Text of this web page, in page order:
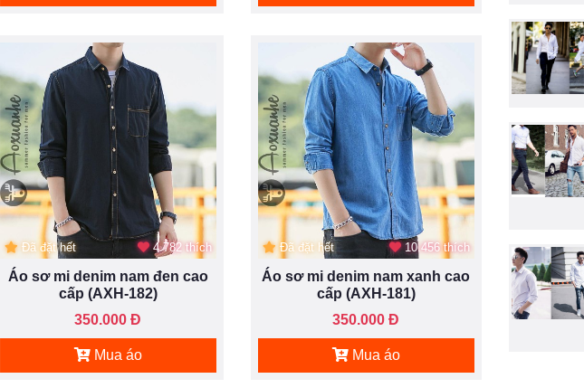
Đã đặt hết 4.782 thích
Áo sơ mi denim nam đen cao
cấp (AXH-182)
350.000 Đ
Mua áo
Đã đặt hết 10.456 thích
Áo sơ mi denim nam xanh cao
cấp (AXH-181)
350.000 Đ
Mua áo